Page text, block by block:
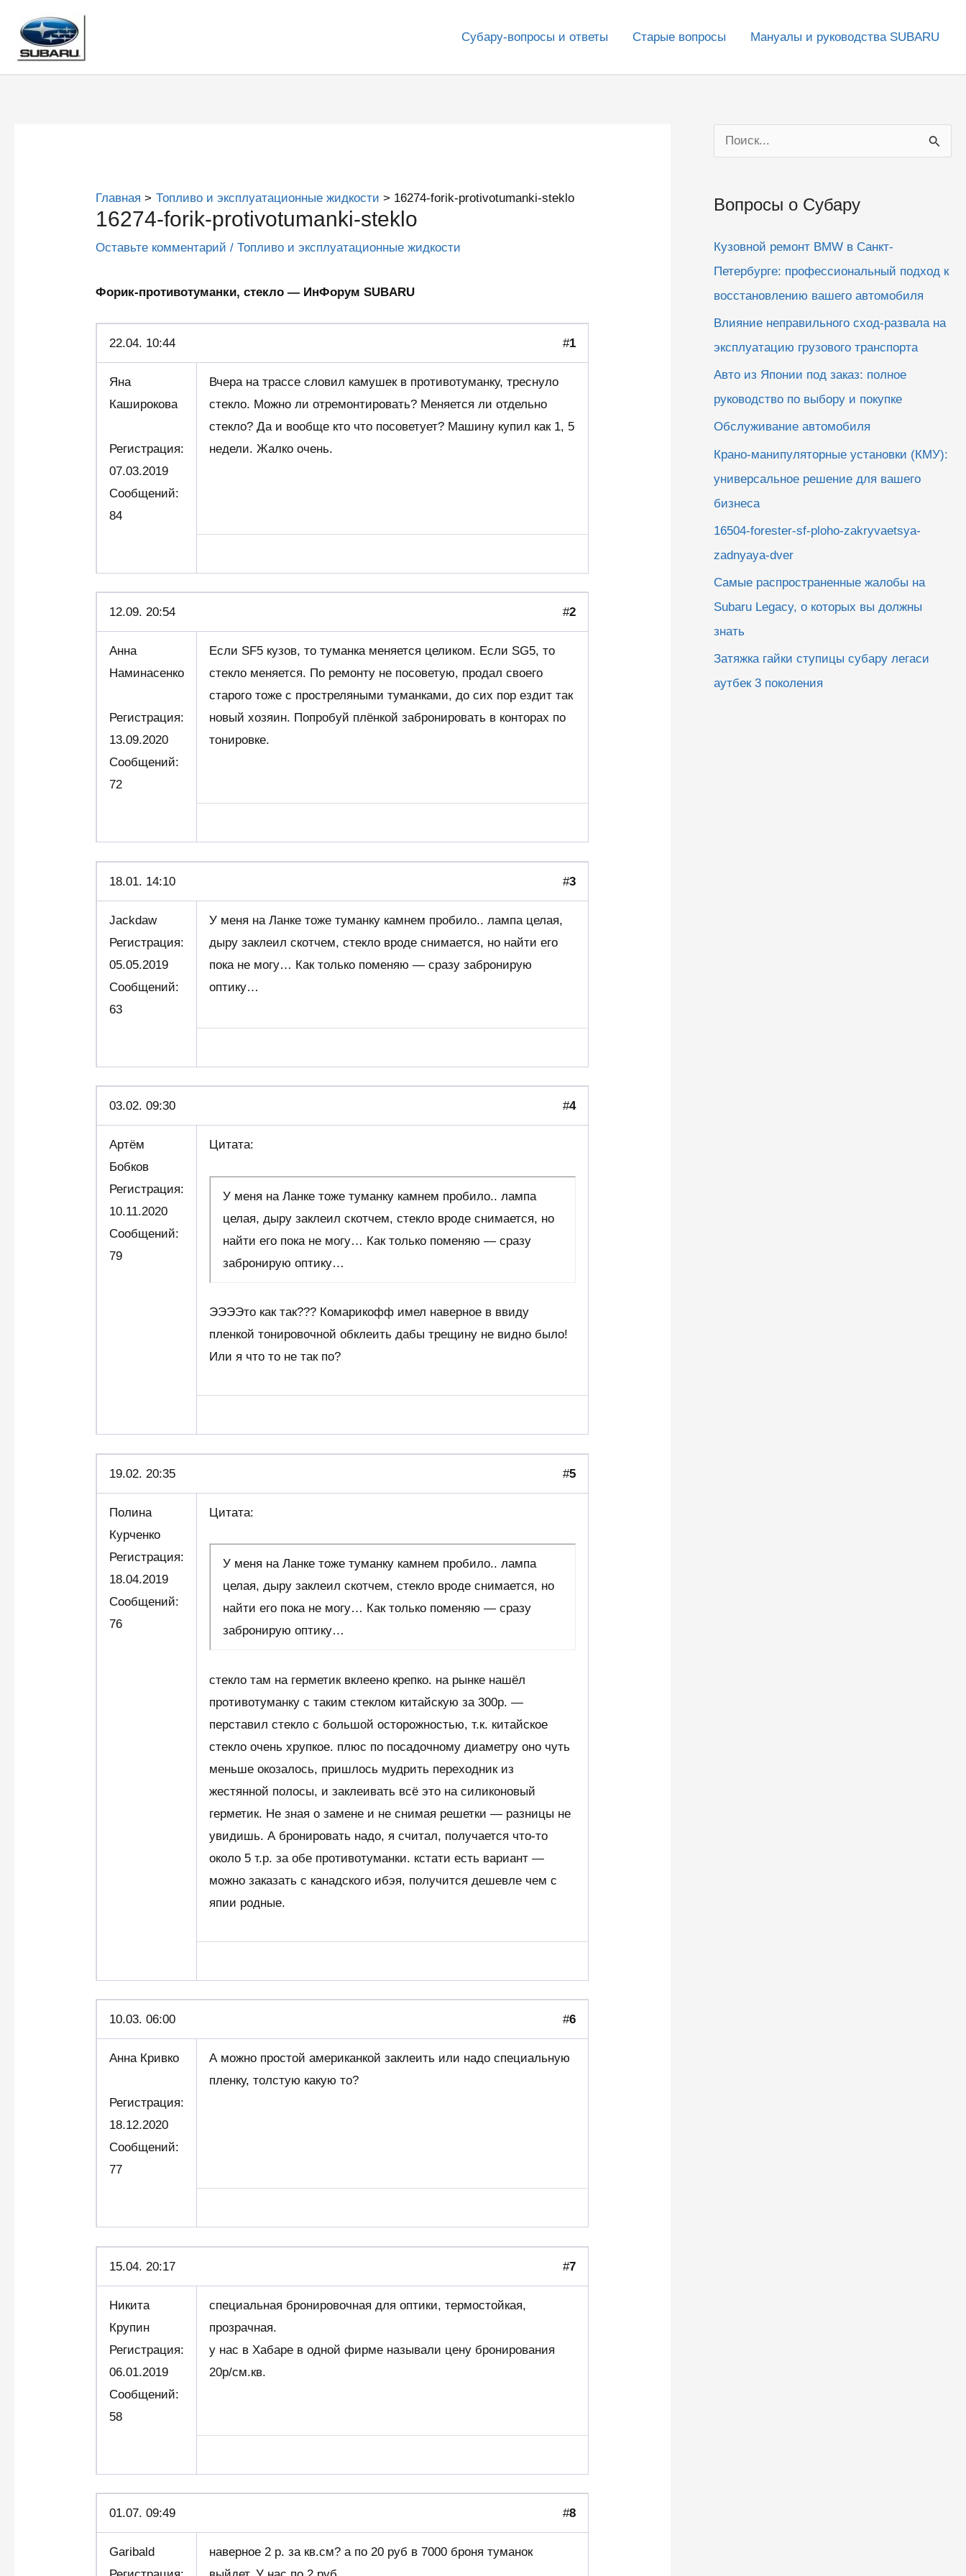
содержимому
Субару-вопросы и ответы Старые вопросы Мануалы и руководства SUBARU
Главная Топливо и эксплуатационные жидкости 16274-forik-protivotumanki-steklo
16274-forik-protivotumanki-steklo
Оставьте комментарий /Топливо и эксплуатационные жидкости
Форик-противотуманки, стекло — ИнФорум SUBARU
22.04. 10:44 #1
Яна
Каширокова
Регистрация:
07.03.2019
Сообщений:
84
Вчера на трассе словил камушек в противотуманку, треснуло
стекло. Можно ли отремонтировать? Меняется ли отдельно
стекло? Да и вообще кто что посоветует? Машину купил как 1, 5
недели. Жалко очень.
12.09. 20:54 #2
Анна
Наминасенко
Регистрация:
13.09.2020
Сообщений:
72
Если SF5 кузов, то туманка меняется целиком. Если SG5, то
стекло меняется. По ремонту не посоветую, продал своего
старого тоже с простреляными туманками, до сих пор ездит так
новый хозяин. Попробуй плёнкой забронировать в конторах по
тонировке.
18.01. 14:10 #3
Jackdaw
Регистрация:
05.05.2019
Сообщений:
63
У меня на Ланке тоже туманку камнем пробило.. лампа целая,
дыру заклеил скотчем, стекло вроде снимается, но найти его
пока не могу… Как только поменяю — сразу забронирую
оптику…
03.02. 09:30 #4
Артём
Бобков
Регистрация:
10.11.2020
Сообщений:
79
Цитата:
У меня на Ланке тоже туманку камнем пробило.. лампа
целая, дыру заклеил скотчем, стекло вроде снимается, но
найти его пока не могу… Как только поменяю — сразу
забронирую оптику…
ЭЭЭЭто как так??? Комарикофф имел наверное в ввиду
пленкой тонировочной обклеить дабы трещину не видно было!
Или я что то не так по?
19.02. 20:35 #5
Полина
Курченко
Регистрация:
18.04.2019
Сообщений:
76
Цитата:
У меня на Ланке тоже туманку камнем пробило.. лампа
целая, дыру заклеил скотчем, стекло вроде снимается, но
найти его пока не могу… Как только поменяю — сразу
забронирую оптику…
стекло там на герметик вклеено крепко. на рынке нашёл
противотуманку с таким стеклом китайскую за 300р. —
перставил стекло с большой осторожностью, т.к. китайское
стекло очень хрупкое. плюс по посадочному диаметру оно чуть
меньше окозалось, пришлось мудрить переходник из
жестянной полосы, и заклеивать всё это на силиконовый
герметик. Не зная о замене и не снимая решетки — разницы не
увидишь. А бронировать надо, я считал, получается что-то
около 5 т.р. за обе противотуманки. кстати есть вариант —
можно заказать с канадского ибэя, получится дешевле чем с
япии родные.
10.03. 06:00 #6
Анна Кривко
Регистрация:
18.12.2020
Сообщений:
77
А можно простой американкой заклеить или надо специальную
пленку, толстую какую то?
15.04. 20:17 #7
Никита
Крупин
Регистрация:
06.01.2019
Сообщений:
58
специальная бронировочная для оптики, термостойкая,
прозрачная.
у нас в Хабаре в одной фирме называли цену бронирования
20р/см.кв.
01.07. 09:49 #8
Garibald
наверное 2 р. за кв.см? а по 20 руб в 7000 броня туманок
о
с
Вопросы о Субару
Кузовной ремонт BMW в Санкт-
Петербурге: профессиональный подход к
восстановлению вашего автомобиля
Влияние неправильного сход-развала на
эксплуатацию грузового транспорта
Авто из Японии под заказ: полное
руководство по выбору и покупке
Обслуживание автомобиля
Крано-манипуляторные установки (КМУ):
универсальное решение для вашего
бизнеса
16504-forester-sf-ploho-zakryvaetsya-
zadnyaya-dver
Самые распространенные жалобы на
Subaru Legacy, о которых вы должны
знать
Затяжка гайки ступицы субару легаси
аутбек 3 поколения